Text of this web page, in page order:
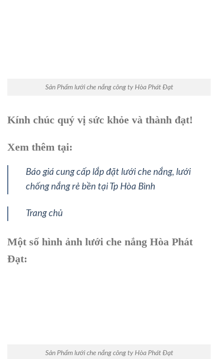
Sản Phẩm lưới che nắng công ty Hòa Phát Đạt
Kính chúc quý vị sức khỏe và thành đạt!
Xem thêm tại:
Báo giá cung cấp lắp đặt lưới che nắng, lưới
chống nắng rẻ bền tại Tp Hòa Bình
Trang chủ
Một số hình ảnh lưới che nắng Hòa Phát
Đạt:
Sản Phẩm lưới che nắng công ty Hòa Phát Đạt